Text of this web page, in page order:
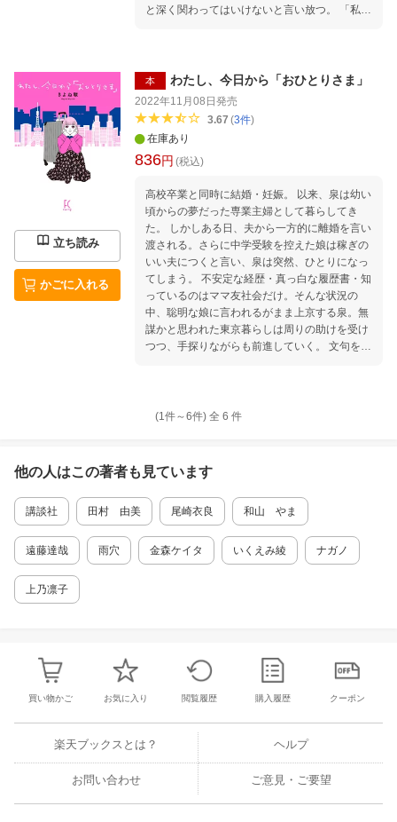
と深く関わってはいけないと言い放つ。 「私た
立ち読み
かごに入れる
本 わたし、今日から「おひとりさま」
2022年11月08日 発売
3.67 (3件)
在庫あり
836円 (税込)
高校卒業と同時に結婚・妊娠。 以来、泉は幼い
頃からの夢だった専業主婦として暮らしてき
た。 しかしある日、夫から一方的に離婚を言い
渡される。さらに中学受験を控えた娘は稼ぎの
いい夫につくと言い、泉は突然、ひとりになっ
てしまう。 不安定な経歴・真っ白な履歴書・知
っているのはママ友社会だけ。そんな状況の
中、聡明な娘に言われるがまま上京する泉。無
謀かと思われた東京暮らしは周りの助けを受け
つつ、手探りながらも前進していく。 文句を言
くれる娘・ミチちゃん。 能天気さも武器に変え
ながらーー。
(1件～6件) 全 6 件
他の人はこの著者も見ています
講談社 田村 由美 尾崎衣良 和山 やま
遠藤達哉 雨穴 金森ケイタ いくえみ綾 ナガノ
上乃凛子
買い物かご お気に入り 閲覧履歴 購入履歴 クーポン
楽天ブックスとは？ ヘルプ
お問い合わせ ご意見・ご要望